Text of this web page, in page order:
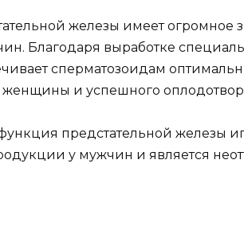
железы имеет огромное
Благодаря выработке
сперматозоидам
и успешного
предстательной железы
у мужчин и является